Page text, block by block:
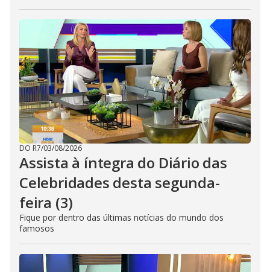
DO R7/03/08/2026
Assista à íntegra do Diário das
Celebridades desta segunda-
feira (3)
Fique por dentro das últimas notícias do mundo dos
famosos